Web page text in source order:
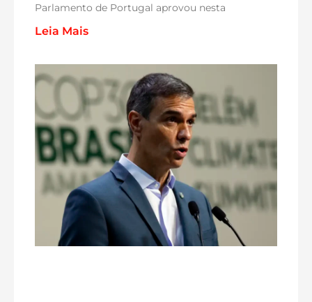
Parlamento de Portugal aprovou nesta
Leia Mais